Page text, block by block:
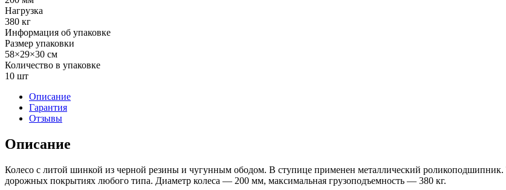
Нагрузка
380 кг
Информация об упаковке
Размер упаковки
58×29×30 см
Количество в упаковке
10 шт
Описание
Гарантия
Отзывы
Описание
Колесо с литой шинкой из черной резины и чугунным ободом. В ступице применен металлический
дорожных покрытиях любого типа. Диаметр колеса — 200 мм, максимальная грузоподъемность — 380 кг.